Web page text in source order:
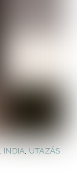
INDIA UTAZÁS